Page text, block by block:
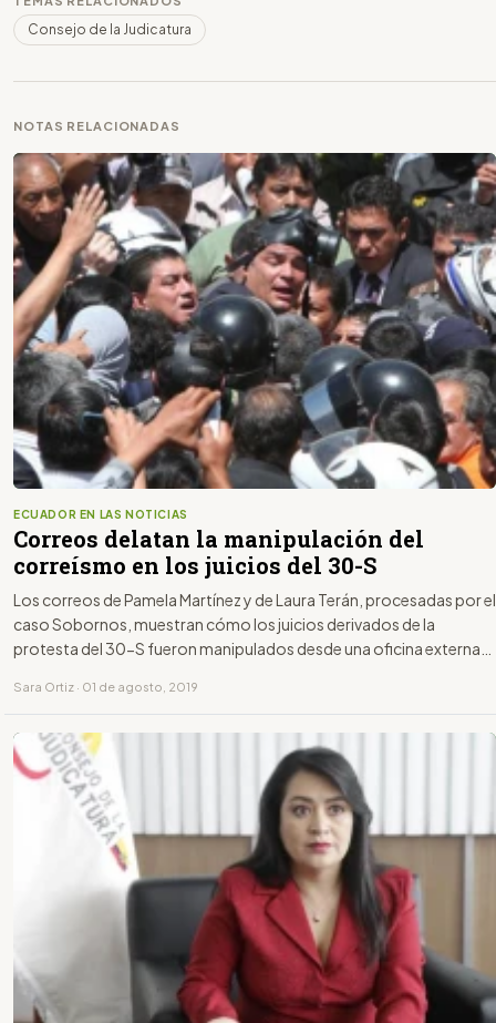
Consejo de la Judicatura
NOTAS RELACIONADAS
ECUADOR EN LAS NOTICIAS
Correos delatan la manipulación del
correísmo en los juicios del 30-S
Los correos de Pamela Martínez y de Laura Terán, procesadas por el
caso Sobornos, muestran cómo los juicios derivados de la
protesta del 30-S fueron manipulados desde una oficina externa
Quito.
Sara Ortiz · 01 de agosto, 2019